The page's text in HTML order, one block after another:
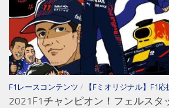
F1レースコンテンツ / 【Fミオリジナル】F1
2021F1チャンピオン！フェルスタ